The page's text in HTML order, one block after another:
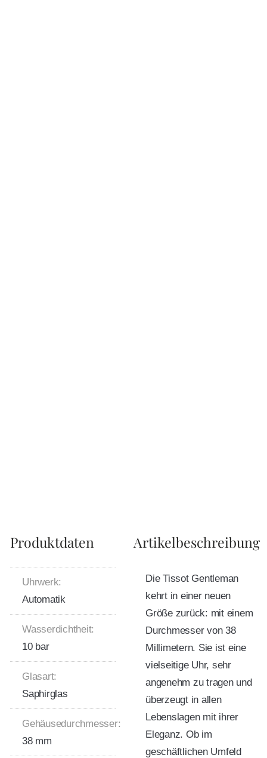
Produktdaten
Uhrwerk:
Automatik
Wasserdichtheit:
10 bar
Glasart:
Saphirglas
Gehäusedurchmesser:
38 mm
Artikelbeschreibung
Die Tissot Gentleman
kehrt in einer neuen
Größe zurück: mit einem
Durchmesser von 38
Millimetern. Sie ist eine
vielseitige Uhr, sehr
angenehm zu tragen und
überzeugt in allen
Lebenslagen mit ihrer
Eleganz. Ob im
geschäftlichen Umfeld